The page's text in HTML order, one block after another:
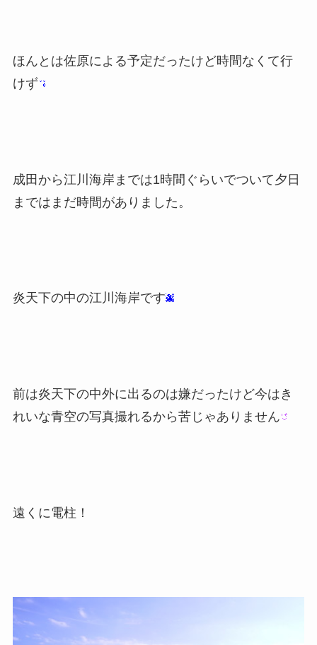
ほんとは佐原による予定だったけど時間なくて行
けず
成田から江川海岸までは1時間ぐらいでついて夕日
まではまだ時間がありました。
炎天下の中の江川海岸です
前は炎天下の中外に出るのは嫌だったけど今はき
れいな青空の写真撮れるから苦じゃありません
遠くに電柱！